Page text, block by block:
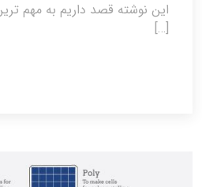
این نوشته قصد داریم به مهم
[…]